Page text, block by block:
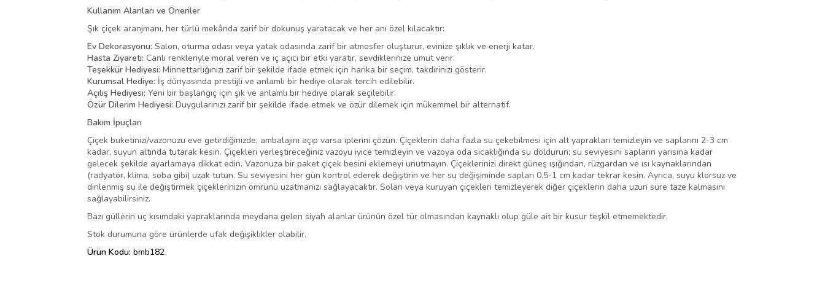
Kullanım Alanları ve Öneriler
Şık çiçek aranjmanı, her türlü mekânda zarif bir dokunuş yaratacak ve her anı özel kılacaktır:
Ev Dekorasyonu: Salon, oturma odası veya yatak odasında zarif bir atmosfer oluşturur, evinize şıklık ve enerji katar.
Hasta Ziyareti: Canlı renkleriyle moral veren ve iç açıcı bir etki yaratır, sevdiklerinize umut verir.
Teşekkür Hediyesi: Minnettarlığınızı zarif bir şekilde ifade etmek için harika bir seçim, takdirinizi gösterir.
Kurumsal Hediye: İş dünyasında prestijli ve anlamlı bir hediye olarak tercih edilebilir.
Açılış Hediyesi: Yeni bir başlangıç için şık ve anlamlı bir hediye olarak seçilebilir.
Özür Dilerim Hediyesi: Duygularınızı zarif bir şekilde ifade etmek ve özür dilemek için mükemmel bir alternatif.
Bakım İpuçları
Çiçek buketinizi/vazonuzu eve getirdiğinizde, ambalajını açıp varsa iplerini çözün. Çiçeklerin daha fazla su çekebilmesi için alt yaprakları temizleyin ve saplarını 2-3 cm
kadar, suyun altında tutarak kesin. Çiçekleri yerleştireceğiniz vazoyu iyice temizleyin ve vazoya oda sıcaklığında su doldurun; su seviyesini sapların yarısına kadar
gelecek şekilde ayarlamaya dikkat edin. Vazonuza bir paket çiçek besini eklemeyi unutmayın. Çiçeklerinizi direkt güneş ışığından, rüzgardan ve ısı kaynaklarından
(radyatör, klima, soba gibi) uzak tutun. Su seviyesini her gün kontrol ederek değiştirin ve her su değişiminde sapları 0.5-1 cm kadar tekrar kesin. Ayrıca, suyu klorsuz ve
dinlenmiş su ile değiştirmek çiçeklerinizin ömrünü uzatmanızı sağlayacaktır. Solan veya kuruyan çiçekleri temizleyerek diğer çiçeklerin daha uzun süre taze kalmasını
sağlayabilirsiniz.
Bazı güllerin uç kısımdaki yapraklarında meydana gelen siyah alanlar ürünün özel tür olmasından kaynaklı olup güle ait bir kusur teşkil etmemektedir.
Stok durumuna göre ürünlerde ufak değişiklikler olabilir.
Ürün Kodu: bmb182